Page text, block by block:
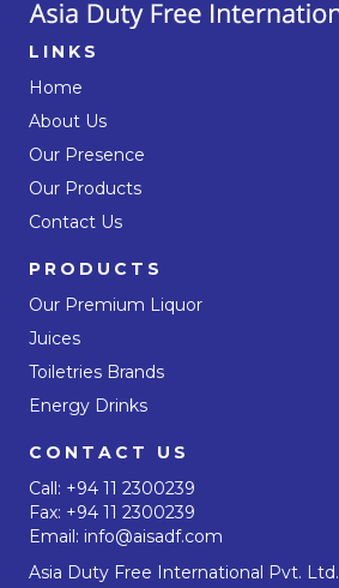
LINKS
Home
About Us
Our Presence
Our Products
Contact Us
PRODUCTS
Our Premium Liquor
Juices
Toiletries Brands
Energy Drinks
CONTACT US
Call: +94 11 2300239
Fax: +94 11 2300239
Email: info@aisadf.com
Asia Duty Free International Pvt. Ltd.